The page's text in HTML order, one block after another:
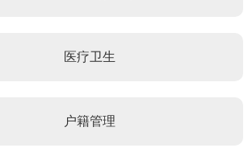
医疗卫生
户籍管理